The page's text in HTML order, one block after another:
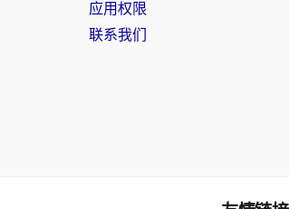
应用权限
联系我们